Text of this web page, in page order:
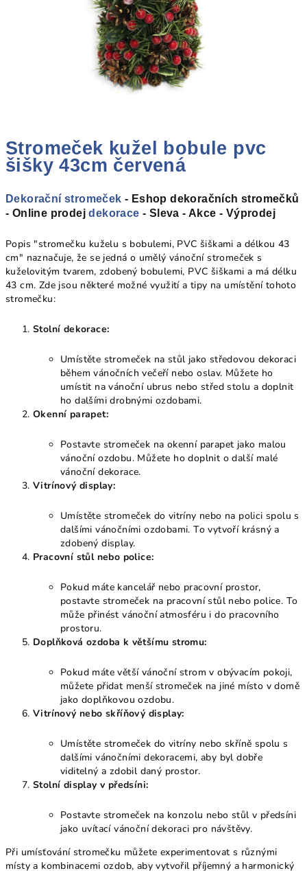
Stromeček kužel bobule pvc
šišky 43cm červená
Dekorační stromeček - Eshop dekoračních stromečků
- Online prodejdekorace - Sleva - Akce - Výprodej
Popis "stromečku kuželu s bobulemi, PVC šiškami a délkou 43
cm" naznačuje, že se jedná o umělý vánoční stromeček s
kuželovitým tvarem, zdobený bobulemi, PVC šiškami a má délku
43 cm. Zde jsou některé možné využití a tipy na umístění tohoto
stromečku:
Stolní dekorace:
Umístěte stromeček na stůl jako středovou dekoraci
během vánočních večeří nebo oslav. Můžete ho
umístit na vánoční ubrus nebo střed stolu a doplnit
ho dalšími drobnými ozdobami.
Okenní parapet:
Postavte stromeček na okenní parapet jako malou
vánoční ozdobu. Můžete ho doplnit o další malé
vánoční dekorace.
Vitrínový display:
Umístěte stromeček do vitríny nebo na polici spolu s
dalšími vánočními ozdobami. To vytvoří krásný a
zdobený display.
Pracovní stůl nebo police:
Pokud máte kancelář nebo pracovní prostor,
postavte stromeček na pracovní stůl nebo police. To
může přinést vánoční atmosféru i do pracovního
prostoru.
Doplňková ozdoba k většímu stromu:
Pokud máte větší vánoční strom v obývacím pokoji,
můžete přidat menší stromeček na jiné místo v domě
jako doplňkovou ozdobu.
Vitrínový nebo skříňový display:
Umístěte stromeček do vitríny nebo skříně spolu s
dalšími vánočními dekoracemi, aby byl dobře
viditelný a zdobil daný prostor.
Stolní display v předsíni:
Postavte stromeček na konzolu nebo stůl v předsíni
jako uvítací vánoční dekoraci pro návštěvy.
Při umísťování stromečku můžete experimentovat s různými
místy a kombinacemi ozdob, aby vytvořil příjemný a harmonický